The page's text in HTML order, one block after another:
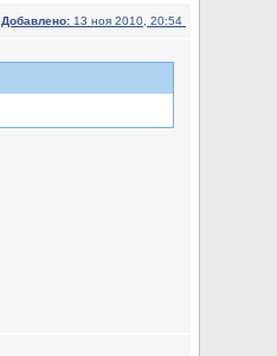
Добавлено: 13 ноя 2010, 20:54